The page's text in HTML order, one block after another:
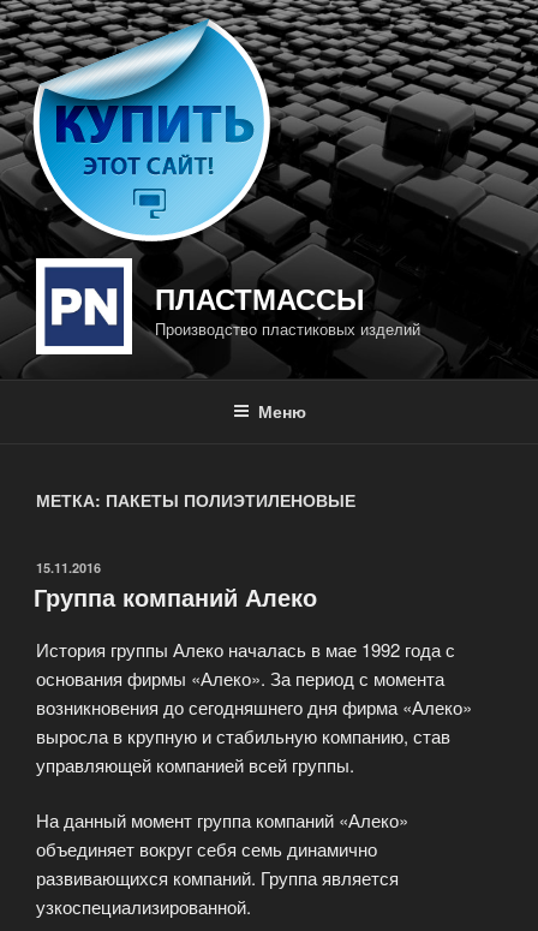
Перейти
к
содержимому
ПЛАСТМАССЫ
Производство пластиковых изделий
Меню
МЕТКА: ПАКЕТЫ ПОЛИЭТИЛЕНОВЫЕ
ОПУБЛИКОВАНО
15.11.2016
Группа компаний Алеко
История группы Алеко началась в мае 1992 года с
основания фирмы «Алеко». За период с момента
возникновения до сегодняшнего дня фирма «Алеко»
выросла в крупную и стабильную компанию, став
управляющей компанией всей группы.
На данный момент группа компаний «Алеко»
объединяет вокруг себя семь динамично
развивающихся компаний. Группа является
узкоспециализированной.